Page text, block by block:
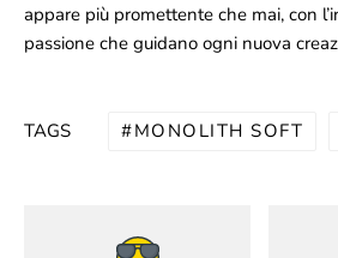
appare più promettente che mai, con
passione che guidano ogni nuova
TAGS MONOLITH SOFT